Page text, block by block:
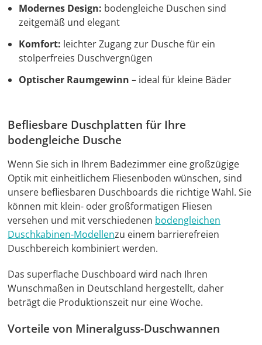
Modernes Design: bodengleiche Duschen sind
zeitgemäß und elegant
Komfort: leichter Zugang zur Dusche für ein
stolperfreies Duschvergnügen
Optischer Raumgewinn– ideal für kleine Bäder
Befliesbare Duschplatten für Ihre
bodengleiche Dusche
Wenn Sie sich in Ihrem Badezimmer eine großzügige
Optik mit einheitlichem Fliesenboden wünschen, sind
unsere befliesbaren Duschboards die richtige Wahl. Sie
können mit klein- oder großformatigen Fliesen
versehen und mit verschiedenen bodengleichen
Duschkabinen-Modellenzu einem barrierefreien
Duschbereich kombiniert werden.
Das superflache Duschboard wird nach Ihren
Wunschmaßen in Deutschland hergestellt, daher
beträgt die Produktionszeit nur eine Woche.
Vorteile von Mineralguss-Duschwannen